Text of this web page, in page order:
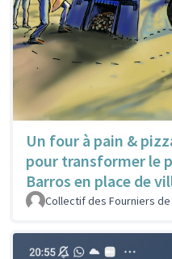
Un four à pain &
pour transformer le
Barros en place de
Collectif des Fourniers